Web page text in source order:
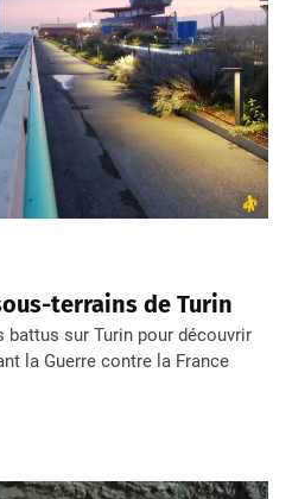
terrains de Turin
battus sur Turin pour découvrir
la Guerre contre la France